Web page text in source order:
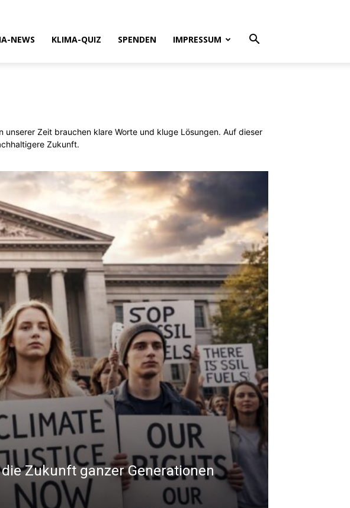
NEWS KLIMA-QUIZ SPENDEN IMPRESSUM
Zeit brauchen klare Worte und kluge Lösungen. Auf dieser
Zukunft.
Zukunft ganzer Generationen